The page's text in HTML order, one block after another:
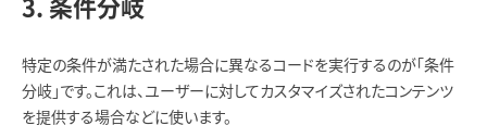
3. 条件分岐
特定の条件が満たされた場合に異なるコードを実行するのが「条件
分岐」です。これは、ユーザーに対してカスタマイズされたコンテンツ
を提供する場合などに使います。